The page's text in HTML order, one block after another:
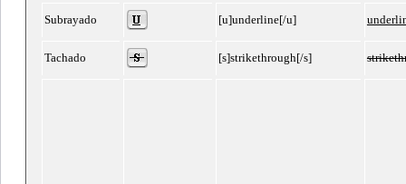
Subrayado [u]underline[/u]
Tachado [s]strikethrough[/s]